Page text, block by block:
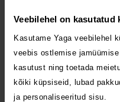
Veebilehel on kasutatud
Kasutame Yaga veebilehel
veebis ostlemise
kasutust ning toetada
kõiki küpsiseid, lubad
ja personaliseeritud sisu.